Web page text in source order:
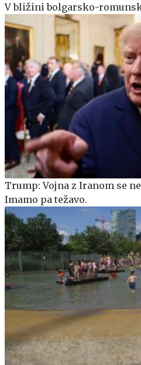
V bližini bolgarsko-
Trump: Vojna z Iranom se
Imamo pa težavo.